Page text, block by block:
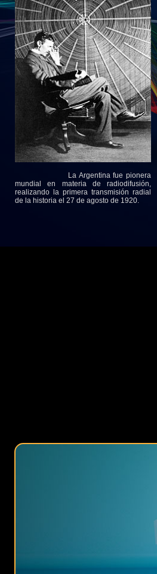
La Argentina fue pionera
mundial en materia de radiodifusión,
realizando la primera transmisión radial
de la historia el 27 de agosto de 1920.